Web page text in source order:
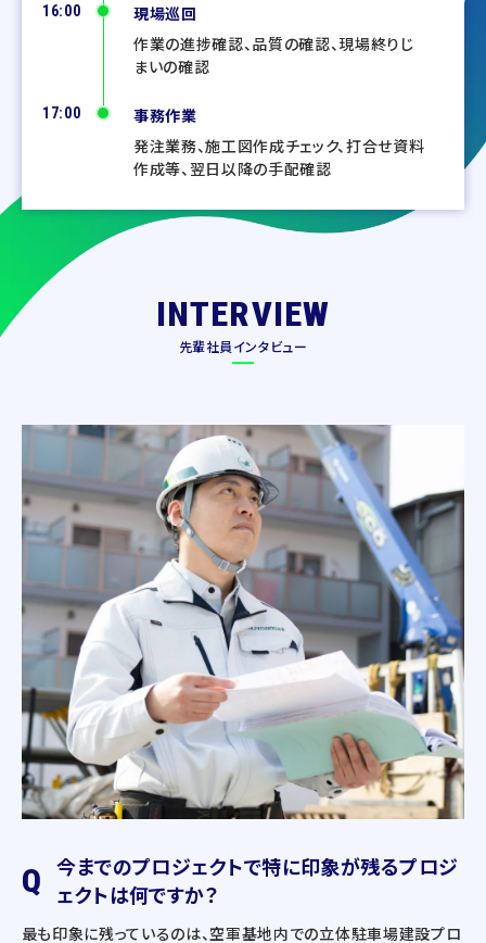
16:00
現場巡回
作業の進捗確認、品質の確認、現場終りじ
まいの確認
17:00
事務作業
発注業務、施工図作成チェック、打合せ資料
作成等、翌日以降の手配確認
INTERVIEW
先輩社員インタビュー
Q 今までのプロジェクトで特に印象が残るプロジ
ェクトは何ですか？
最も印象に残っているのは、空軍基地内での立体駐車場建設プロ